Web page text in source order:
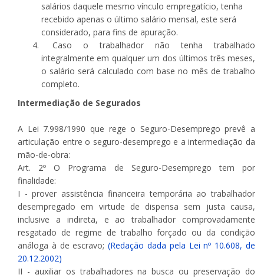
salários daquele mesmo vínculo empregatício, tenha
recebido apenas o último salário mensal, este será
considerado, para fins de apuração.
Caso o trabalhador não tenha trabalhado
integralmente em qualquer um dos últimos três meses,
o salário será calculado com base no mês de trabalho
completo.
Intermediação de Segurados
A Lei 7.998/1990 que rege o Seguro-Desemprego prevê a
articulação entre o seguro-desemprego e a intermediação da
mão-de-obra:
Art. 2º O Programa de Seguro-Desemprego tem por
finalidade:
I - prover assistência financeira temporária ao trabalhador
desempregado em virtude de dispensa sem justa causa,
inclusive a indireta, e ao trabalhador comprovadamente
resgatado de regime de trabalho forçado ou da condição
análoga à de escravo;(Redação dada pela Lei nº 10.608, de
20.12.2002)
II - auxiliar os trabalhadores na busca ou preservação do